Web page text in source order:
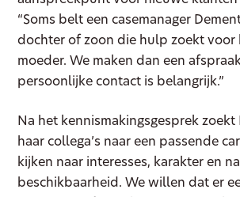
“Soms belt een casemanager
dochter of zoon die hulp zoekt voor
moeder. We maken dan een
persoonlijke contact is belangrijk.”
Na het kennismakingsgesprek zoekt
haar collega’s naar een passende
kijken naar interesses, karakter en
beschikbaarheid. We willen dat er